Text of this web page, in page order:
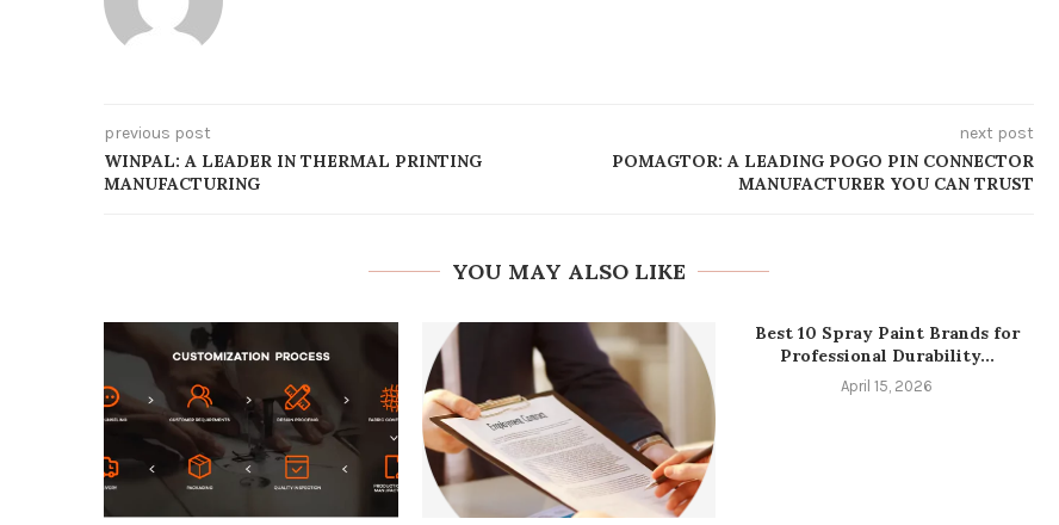
previous post
WINPAL: A LEADER IN THERMAL PRINTING
MANUFACTURING
next post
POMAGTOR: A LEADING POGO PIN CONNECTOR
MANUFACTURER YOU CAN TRUST
YOU MAY ALSO LIKE
Best 10 Spray Paint Brands for
Professional Durability...
April 15, 2026